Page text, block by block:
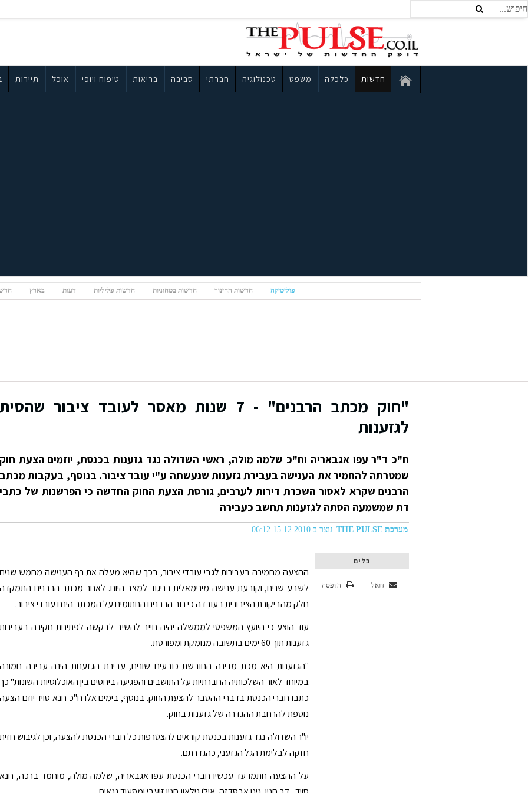
חדשות כלכלה משפט טכנולוגיה חברתי סביבה בריאות טיפוח ויופי אוכל תיירות
פוליטיקה חדשות החינוך חדשות בטחוניות חדשות פליליות דעות בארץ
"חוק מכתב הרבנים" - 7 שנות מאסר לעובד ציבור שהסית
לגזענות
ח"כ ד"ר עפו אגבאריה וח"כ שלמה מולה, ראשי השדולה נגד גזענות בכנסת, יוזמים הצעת חוק
שמטרתה להחמיר את הענישה בעבירת גזענות שנעשתה ע"י עובד ציבור. בנוסף, בעקבות מכתב
הרבנים שקרא לאסור השכרת דירות לערבים, גורסת הצעת החוק החדשה כי הפרשנות של כתבי
דת שמשמעה הסתה לגזענות תחשב כעבירה
מערכת THE PULSE נוצר ב 15.12.2010 06:12
כלים
הדפסה דואל
ההצעה מחמירה בעבירות לגבי עובדי ציבור, בכך שהיא מעלה את רף הענישה מחמש שנים
לשבע שנים, וקובעת ענישה מינימאלית בניגוד למצב היום. לאחר מכתב הרבנים התמקדה
חלק מהביקורת הציבורית בעובדה כי רוב הרבנים החתומים על המכתב הינם עובדי ציבור.
עוד הוצע כי היועץ המשפטי לממשלה יהיה חייב להשיב לבקשה לפתיחת חקירה בעבירות
גזענות תוך 60 ימים בתשובה מנומקת ומפורטת.
"הגזענות היא מכת מדינה החובשת כובעים שונים, עבירת הגזענות הינה עבירה חמורה
במיוחד לאור השלכותיה החברתיות על התושבים והפגיעה ביחסים בין האוכלוסיות השונות" כך
כתבו חברי הכנסת בדברי ההסבר להצעת החוק. בנוסף, בימים אלו ח"כ חנא סויד יוזם הצעה
נוספת להרחבת ההגדרה של גזענות בחוק.
יו"ר השדולה נגד גזענות בכנסת קוראים להצטרפות כל חברי הכנסת להצעה, וכן לגיבוש חזית
חזקה לבלימת הגל הגזעני, כהגדרתם.
על ההצעה חתמו עד עכשיו חברי הכנסת עפו אגבאריה, שלמה מולה, מוחמד ברכה, חנא